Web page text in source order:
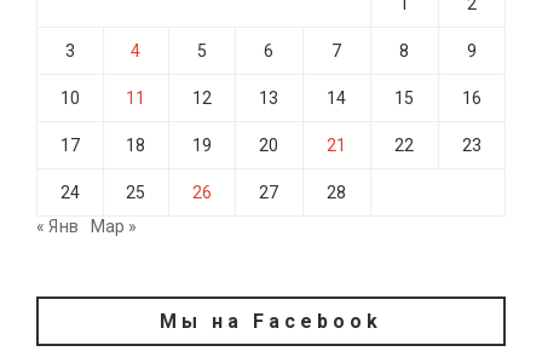
3 4 5 6 7 8 9
10 11 12 13 14 15 16
17 18 19 20 21 22 23
24 25 26 27
28
« Янв
Мар »
Мы на Facebook